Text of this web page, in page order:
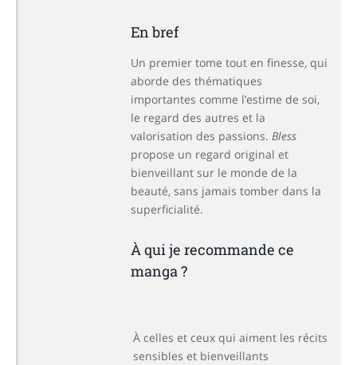
En bref
Un premier tome tout en finesse, qui
aborde des thématiques
importantes comme l’estime de soi,
le regard des autres et la
valorisation des passions. Bless
propose un regard original et
bienveillant sur le monde de la
beauté, sans jamais tomber dans la
superficialité.
À qui je recommande ce
manga ?
À celles et ceux qui aiment les récits
sensibles et bienveillants